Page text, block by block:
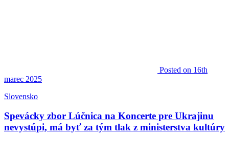
Posted on 16th
marec 2025
Slovensko
Spevácky zbor Lúčnica na Koncerte pre Ukrajinu
nevystúpi, má byť za tým tlak z ministerstva kultúry